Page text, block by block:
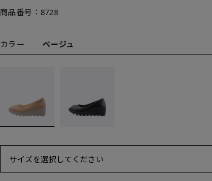
商品番号： 8728
カラー ベージュ
サイズを選択してください